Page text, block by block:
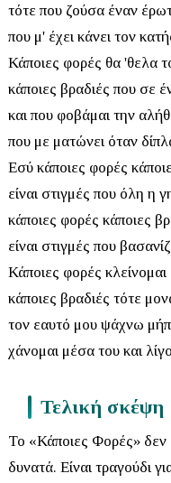
τότε που ζούσα έναν
που μ' έχει κάνει τον
Κάποιες φορές θα 'θελα
κάποιες βραδιές που σε
και που φοβάμαι την
που με ματώνει όταν
Εσύ κάποιες φορές
είναι στιγμές που όλη η
κάποιες φορές κάποιες
είναι στιγμές που
Κάποιες φορές
κάποιες βραδιές τότε
τον εαυτό μου ψάχνω
χάνομαι μέσα του και
Τελική σκέψη
Το «Κάποιες Φορές» δεν
δυνατά. Είναι τραγούδι